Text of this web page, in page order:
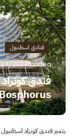
فنادق اسطنبول
2024fondeq
يتميز فندق كونراد اسطنبول